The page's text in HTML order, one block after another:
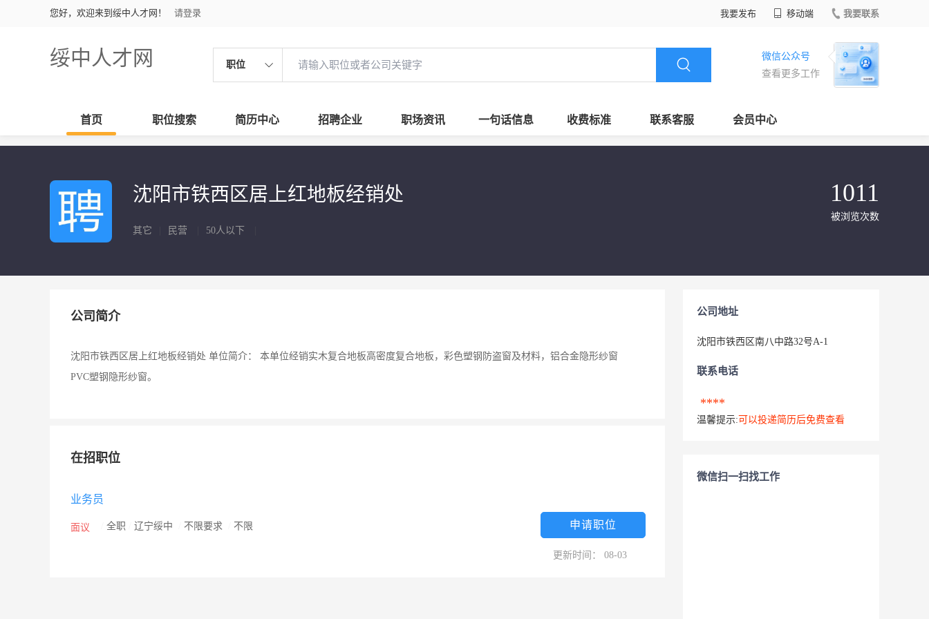
您好，欢迎来到绥中人才网！ 请登录 我要发布 移动端 我要联系
绥中人才网 职位
微信公众号
查看更多工作
首页 职位搜索 简历中心 招聘企业 职场资讯 一句话信息 收费标准 联系客服 会员中心
沈阳市铁西区居上红地板经销处
其它 民营 50人以下
1011
被浏览次数
公司简介
沈阳市铁西区居上红地板经销处 单位简介： 本单位经销实木复合地板高密度复合地板，彩色塑钢防盗窗及材料，铝合金隐形纱窗
PVC塑钢隐形纱窗。
在招职位
业务员
面议 全职 辽宁绥中 不限要求 不限 申请职位
更新时间： 08-03
公司地址
沈阳市铁西区南八中路32号A-1
联系电话
****
温馨提示: 可以投递简历后免费查看
微信扫一扫找工作